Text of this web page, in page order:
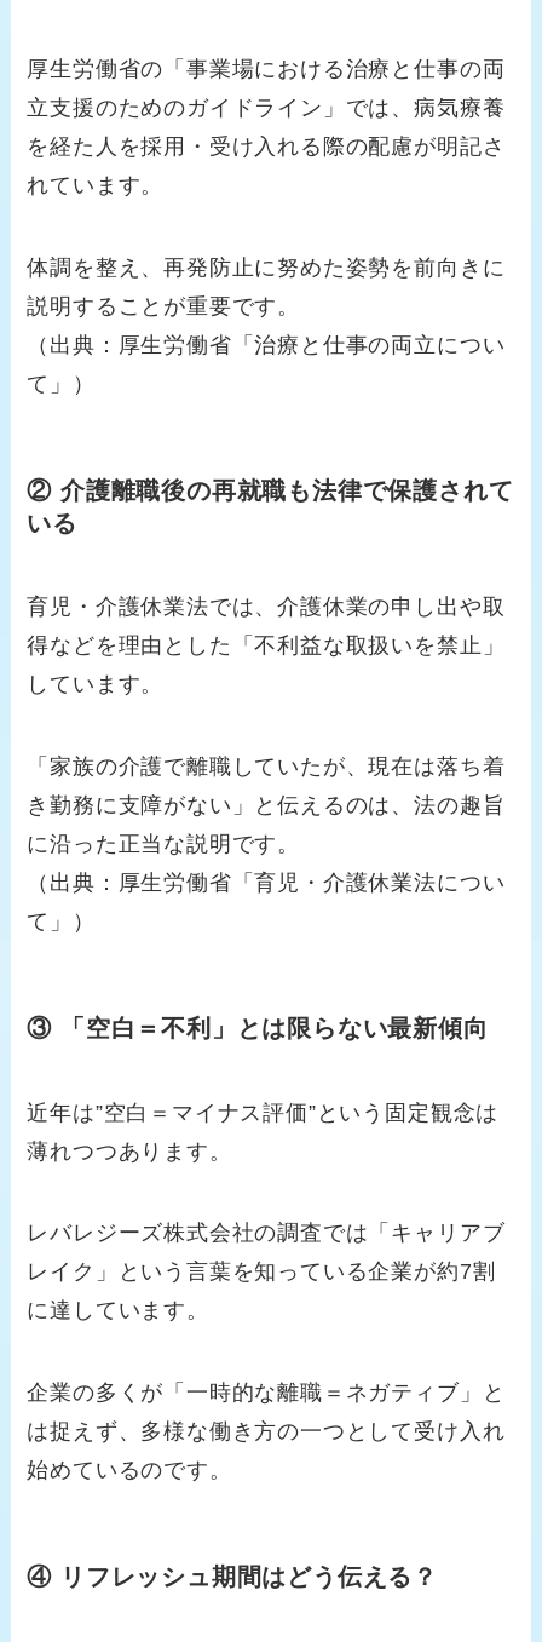
厚生労働省の「事業場における治療と仕事の両
立支援のためのガイドライン」では、病気療養
を経た人を採用・受け入れる際の配慮が明記さ
れています。
体調を整え、再発防止に努めた姿勢を前向きに
説明することが重要です。
（出典：厚生労働省「治療と仕事の両立につい
て」）
② 介護離職後の再就職も法律で保護されて
いる
育児・介護休業法では、介護休業の申し出や取
得などを理由とした「不利益な取扱いを禁止」
しています。
「家族の介護で離職していたが、現在は落ち着
き勤務に支障がない」と伝えるのは、法の趣旨
に沿った正当な説明です。
（出典：厚生労働省「育児・介護休業法につい
て」）
③ 「空白＝不利」とは限らない最新傾向
近年は”空白＝マイナス評価”という固定観念は
薄れつつあります。
レバレジーズ株式会社の調査では「キャリアブ
レイク」という言葉を知っている企業が約7割
に達しています。
企業の多くが「一時的な離職＝ネガティブ」と
は捉えず、多様な働き方の一つとして受け入れ
始めているのです。
④ リフレッシュ期間はどう伝える？